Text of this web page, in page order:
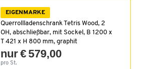
EIGENMARKE
Querrollladenschrank Tetris Wood, 2
OH, abschließbar, mit Sockel, B 1200 x
T 421 x H 800 mm, graphit
nur € 579,00
pro St.